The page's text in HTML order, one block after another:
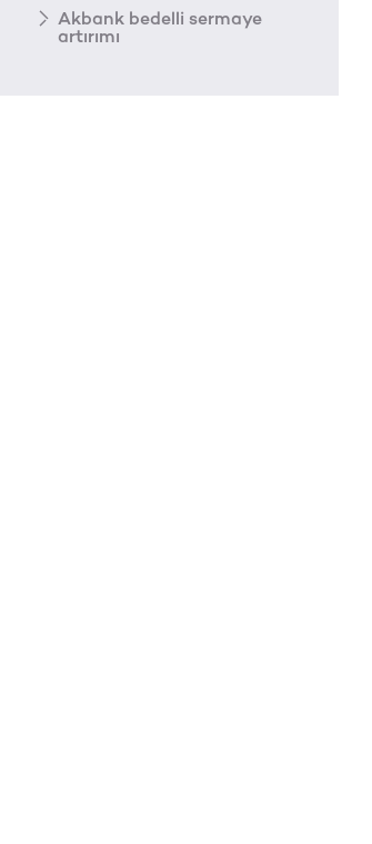
Akbank bedelli sermaye
artırımı